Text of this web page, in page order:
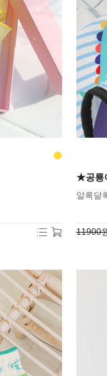
★공룡
알록달
11900